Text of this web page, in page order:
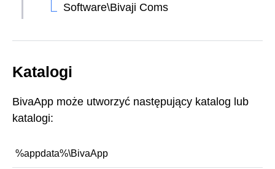
Software\Bivaji Coms
Katalogi
BivaApp może utworzyć następujący katalog lub
katalogi:
%appdata%\BivaApp